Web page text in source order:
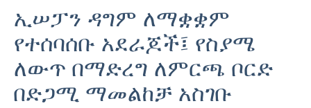
ኢሠፓን ዳግም ለማቋቋም
የተሰባሰቡ አደራጆች፤ የስያሜ
ለውጥ በማድረግ ለምርጫ ቦርድ
በድጋሚ ማመልከቻ አስገቡ